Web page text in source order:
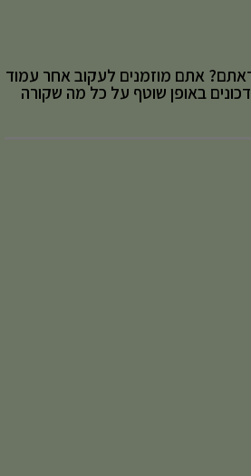
אתם מוזמנים לעקוב אחר עמוד
באופן שוטף על כל מה שקורה